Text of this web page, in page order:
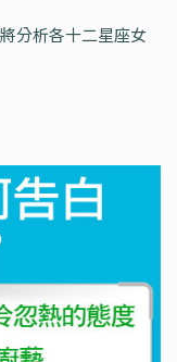
分析各十二星座女